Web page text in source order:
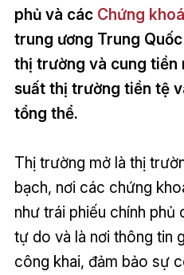
phủ và các Chứng
trung ương Trung
thị trường và cung tiền
suất thị trường tiền tệ
tổng thể.
Thị trường mở là thị
bạch, nơi các chứng
như trái phiếu chính
tự do và là nơi thông tin
công khai, đảm bảo sự